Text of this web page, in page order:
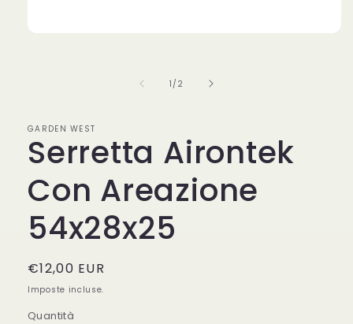
1 /su
2
GARDEN WEST
Serretta Airontek
Con Areazione
54x28x25
Prezzo
di
€12,00 EUR
Imposte incluse.
Quantità